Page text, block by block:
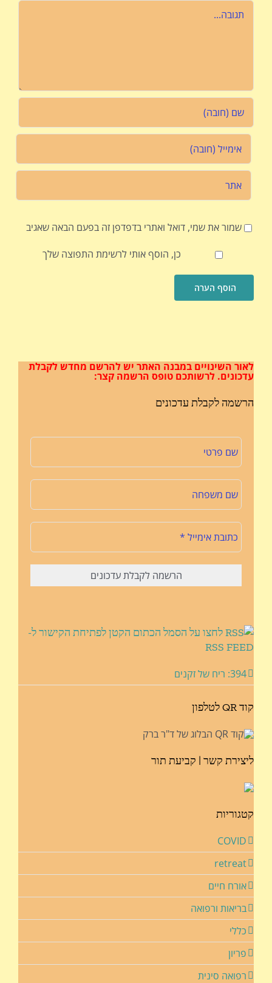
שמור את שמי, דואל ואתרי בדפדפן זה בפעם הבאה שאגיב
כן, הוסף אותי לרשימת התפוצה שלך
לאור השינויים במבנה האתר יש להרשם מחדש לקבלת
עדכונים. לרשותכם טופס הרשמה קצר:
הרשמה לקבלת עדכונים
לחצו על הסמל הכתום הקטן לפתיחת הקישור ל-
RSS FEED
394: ריח של זקנים
קוד QR לטלפון
ליצירת קשר | קביעת תור
קטגוריות
COVID
retreat
אורח חיים
בריאות ורפואה
כללי
פריון
רפואה סינית